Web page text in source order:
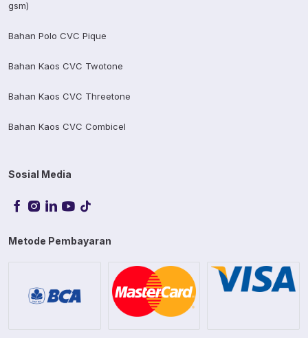
gsm)
Bahan Polo CVC Pique
Bahan Kaos CVC Twotone
Bahan Kaos CVC Threetone
Bahan Kaos CVC Combicel
Sosial Media
Metode Pembayaran